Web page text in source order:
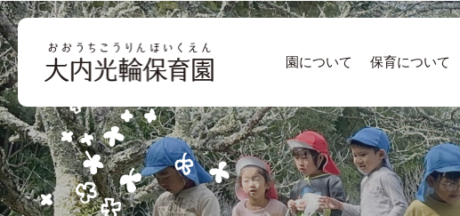
園について 保育について